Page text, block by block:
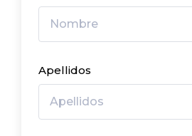
Apellidos